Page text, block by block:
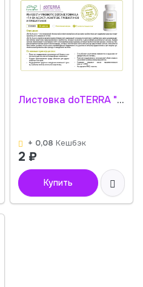
Листовка doTERRA "PB Assist+. БАД" 35160001
+ 0,08 Кешбэк
2 ₽
Купить